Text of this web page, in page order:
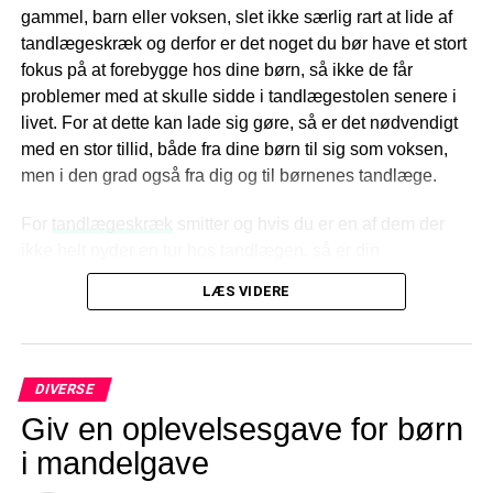
ikke er noget at være bange for.
Tal om det
Skulle de vise sig, at frygten for at komme til tandlægen
allerede er stor ved dit barn, så tal åbent om det. Dette
kan være med til at afmystificere nogle af de ting, som
barnets hoved. Det er derfor det er vigtigt at tale åbent om
det, så dit barn ved, hvad der er virkeligt og hvad det skal
forvente.
Fortæl det til tandlægen
Tandlæger er ofte rigtig gode og godt klædt på til at tackle
tandlægeskræk. Derfor er det en rigtig god ide, hvis du
gammel, barn eller voksen, slet ikke særlig rart at lide af
tandlægeskræk og derfor er det noget du bør have et stort
fokus på at forebygge hos dine børn, så ikke de får
problemer med at skulle sidde i tandlægestolen senere i
livet. For at dette kan lade sig gøre, så er det nødvendigt
med en stor tillid, både fra dine børn til sig som voksen,
men i den grad også fra dig og til børnenes tandlæge.
For
smitter og hvis du er en af dem der
fornemmeste opgave, ikke at vise det til dine børn.
Der er forskel på den
tandlægeskræk som du skal
have fokus på
Der er stor forskel på om der er tale om tandlægeskræk i
LÆS VIDERE
DIVERSE
Giv en oplevelsesgave for børn
i mandelgave